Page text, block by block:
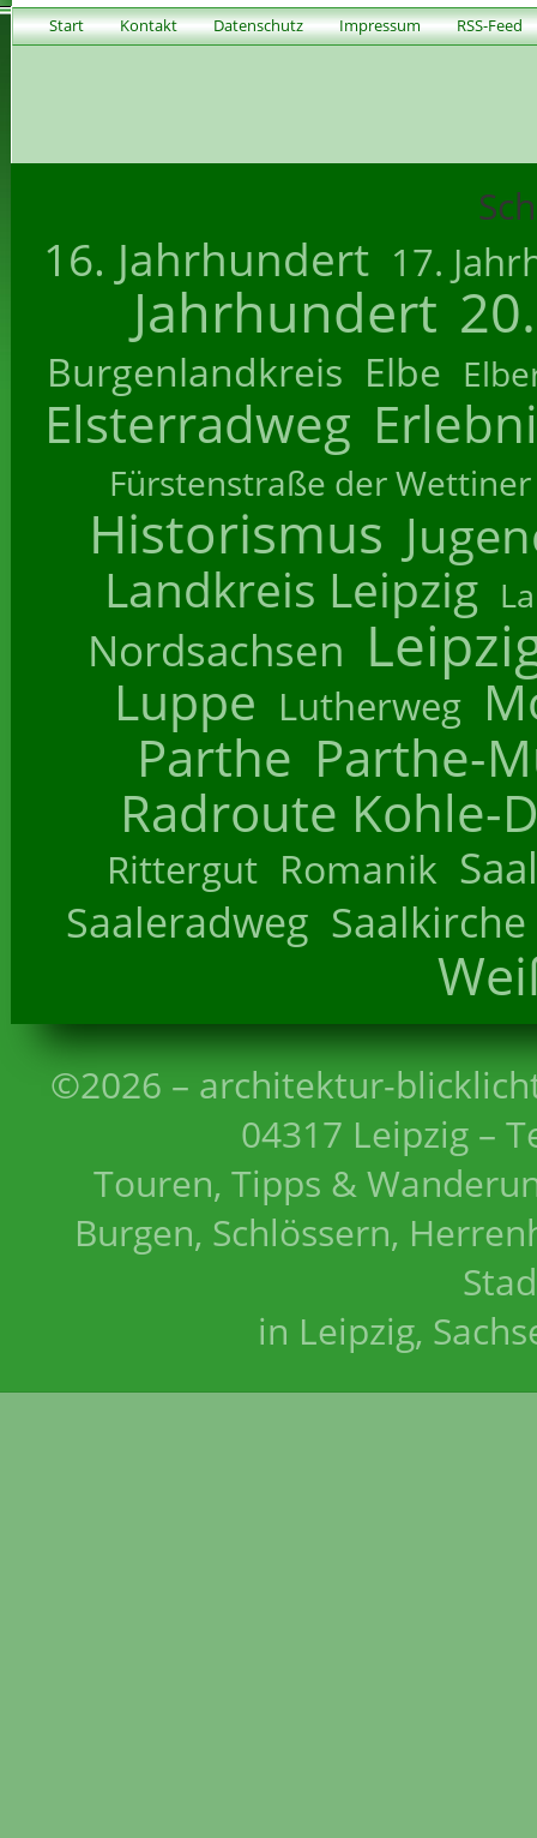
Start Kontakt Datenschutz Impressum RSS-Feed
16. Jahrhundert 17.
Jahrhundert
Burgenlandkreis Elbe
Elsterradweg
Fürstenstraße der Wettiner
Historismus
Landkreis Leipzig
Nordsachsen
Luppe Lutherweg
Parthe Parthe-
Radroute Kohle-
Rittergut Romanik
Saaleradweg Saalkirche
©2026 – architektur-
04317 Leipzig –
Touren, Tipps &
Burgen, Schlössern,
in Leipzig,